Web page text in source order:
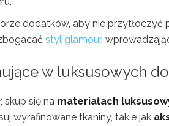
dodatków, aby nie przytłoczyć
styl glamour,
w luksusowych
się na materiałach
wyrafinowane tkaniny, takie jak